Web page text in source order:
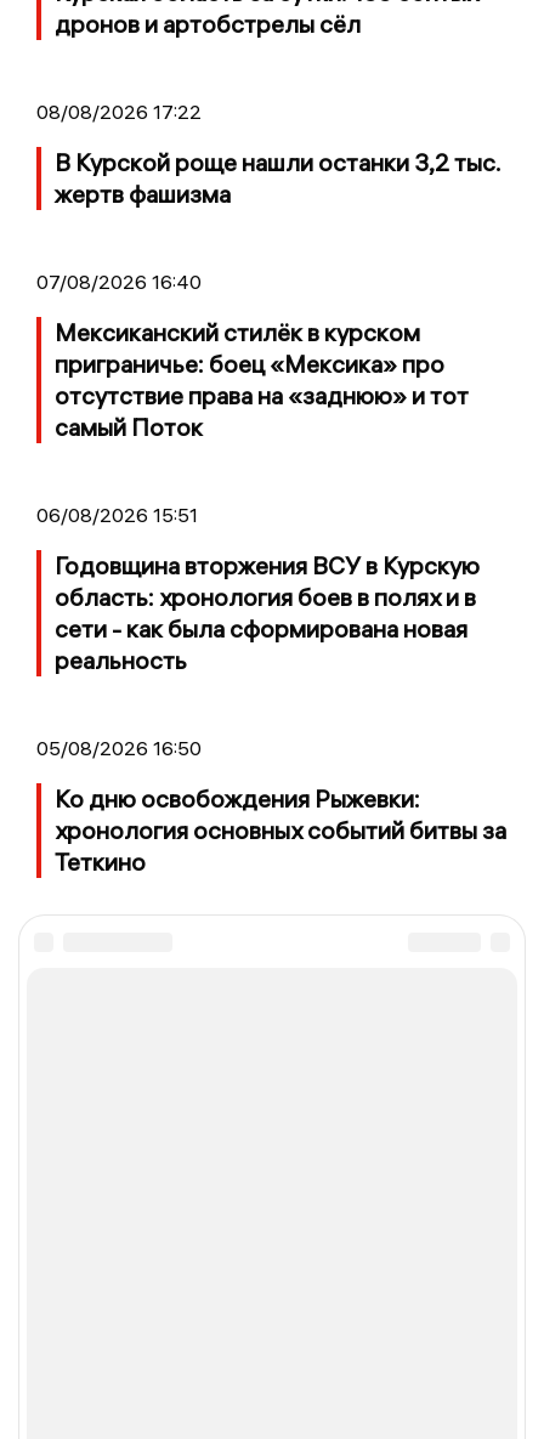
дронов и артобстрелы сёл
08/08/2026 17:22
В Курской роще нашли останки 3,2 тыс.
жертв фашизма
07/08/2026 16:40
Мексиканский стилёк в курском
приграничье: боец «Мексика» про
отсутствие права на «заднюю» и тот
самый Поток
06/08/2026 15:51
Годовщина вторжения ВСУ в Курскую
область: хронология боев в полях и в
сети - как была сформирована новая
реальность
05/08/2026 16:50
Ко дню освобождения Рыжевки:
хронология основных событий битвы за
Теткино